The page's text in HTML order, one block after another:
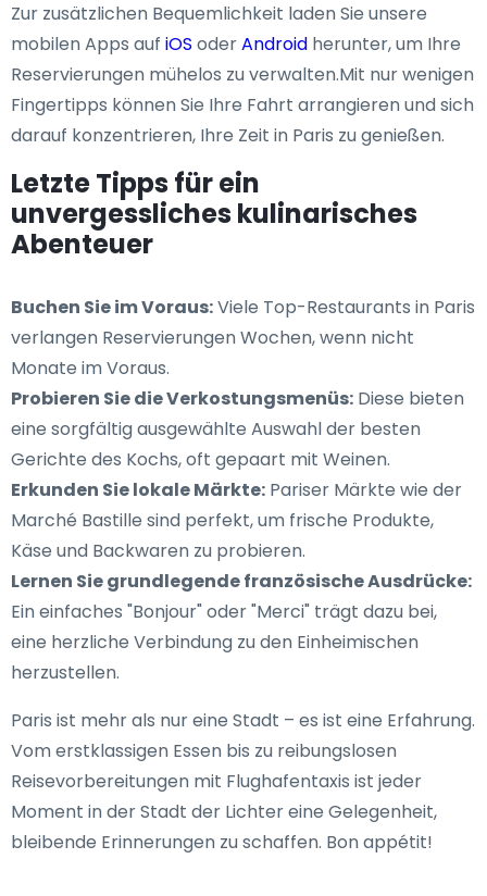
Zur zusätzlichen Bequemlichkeit laden Sie unsere
mobilen Apps auf iOS oderAndroid herunter, um Ihre
Reservierungen mühelos zu verwalten.Mit nur wenigen
Fingertipps können Sie Ihre Fahrt arrangieren und sich
darauf konzentrieren, Ihre Zeit in Paris zu genießen.
Letzte Tipps für ein
unvergessliches kulinarisches
Abenteuer
Buchen Sie im Voraus:Viele Top-Restaurants in Paris
verlangen Reservierungen Wochen, wenn nicht
Monate im Voraus.
Probieren Sie die Verkostungsmenüs: Diese bieten
eine sorgfältig ausgewählte Auswahl der besten
Gerichte des Kochs, oft gepaart mit Weinen.
Erkunden Sie lokale Märkte: Pariser Märkte wie der
Marché Bastille sind perfekt, um frische Produkte,
Käse und Backwaren zu probieren.
Lernen Sie grundlegende französische Ausdrücke:
Ein einfaches "Bonjour" oder "Merci" trägt dazu bei,
eine herzliche Verbindung zu den Einheimischen
herzustellen.
Paris ist mehr als nur eine Stadt – es ist eine Erfahrung.
Vom erstklassigen Essen bis zu reibungslosen
Reisevorbereitungen mit Flughafentaxis ist jeder
Moment in der Stadt der Lichter eine Gelegenheit,
bleibende Erinnerungen zu schaffen. Bon appétit!